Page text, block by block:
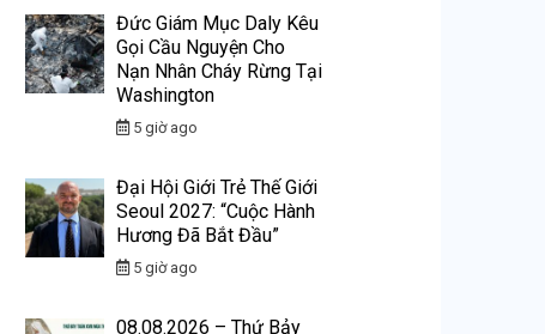
Đức Giám Mục Daly Kêu
Gọi Cầu Nguyện Cho
Nạn Nhân Cháy Rừng Tại
Washington
5 giờ ago
Đại Hội Giới Trẻ Thế Giới
Seoul 2027: “Cuộc Hành
Hương Đã Bắt Đầu”
5 giờ ago
08.08.2026 – Thứ Bảy